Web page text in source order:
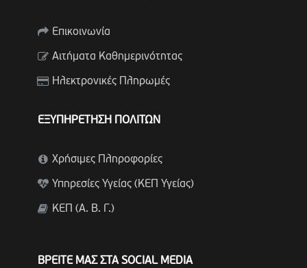
Επικοινωνία
Αιτήματα Καθημερινότητας
Ηλεκτρονικές Πληρωμές
ΕΞΥΠΗΡΕΤΗΣΗ ΠΟΛΙΤΩΝ
Χρήσιμες Πληροφορίες
Υπηρεσίες Υγείας (ΚΕΠ Υγείας)
ΚΕΠ (Α. Β. Γ.)
ΒΡΕΙΤΕ ΜΑΣ ΣΤΑ SOCIAL MEDIA